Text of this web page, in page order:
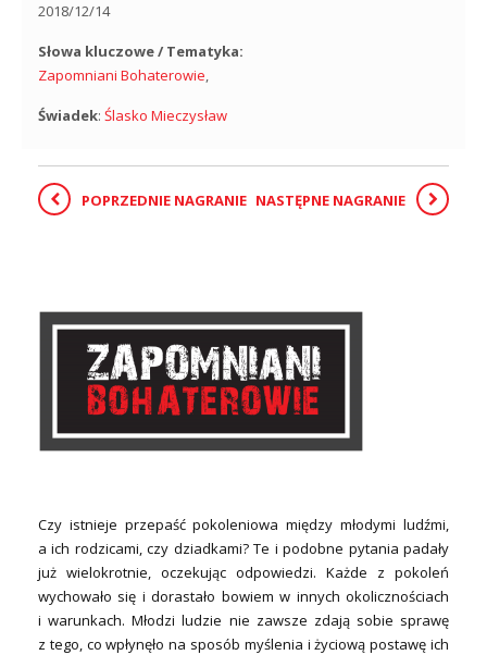
2018/12/14
Słowa kluczowe / Tematyka:
Zapomniani Bohaterowie,
Świadek: Ślasko Mieczysław
POPRZEDNIE NAGRANIE NASTĘPNE NAGRANIE
Czy istnieje przepaść pokoleniowa między młodymi ludźmi,
a ich rodzicami, czy dziadkami? Te i podobne pytania padały
już wielokrotnie, oczekując odpowiedzi. Każde z pokoleń
wychowało się i dorastało bowiem w innych okolicznościach
i warunkach. Młodzi ludzie nie zawsze zdają sobie sprawę
z tego, co wpłynęło na sposób myślenia i życiową postawę ich